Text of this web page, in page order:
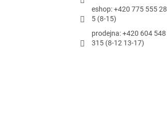
eshop: +420 775 555 28
5 (8-15)
prodejna: +420 604 548
315 (8-12 13-17)